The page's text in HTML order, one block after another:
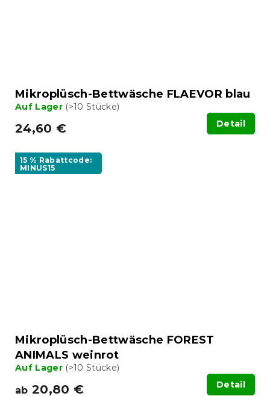
Mikroplüsch-Bettwäsche FLAEVOR blau
Auf Lager (>10 Stücke)
24,60 € Detail
15 % Rabattcode:
MINUS15
Mikroplüsch-Bettwäsche FOREST
ANIMALS weinrot
Auf Lager (>10 Stücke)
ab 20,80 € Detail